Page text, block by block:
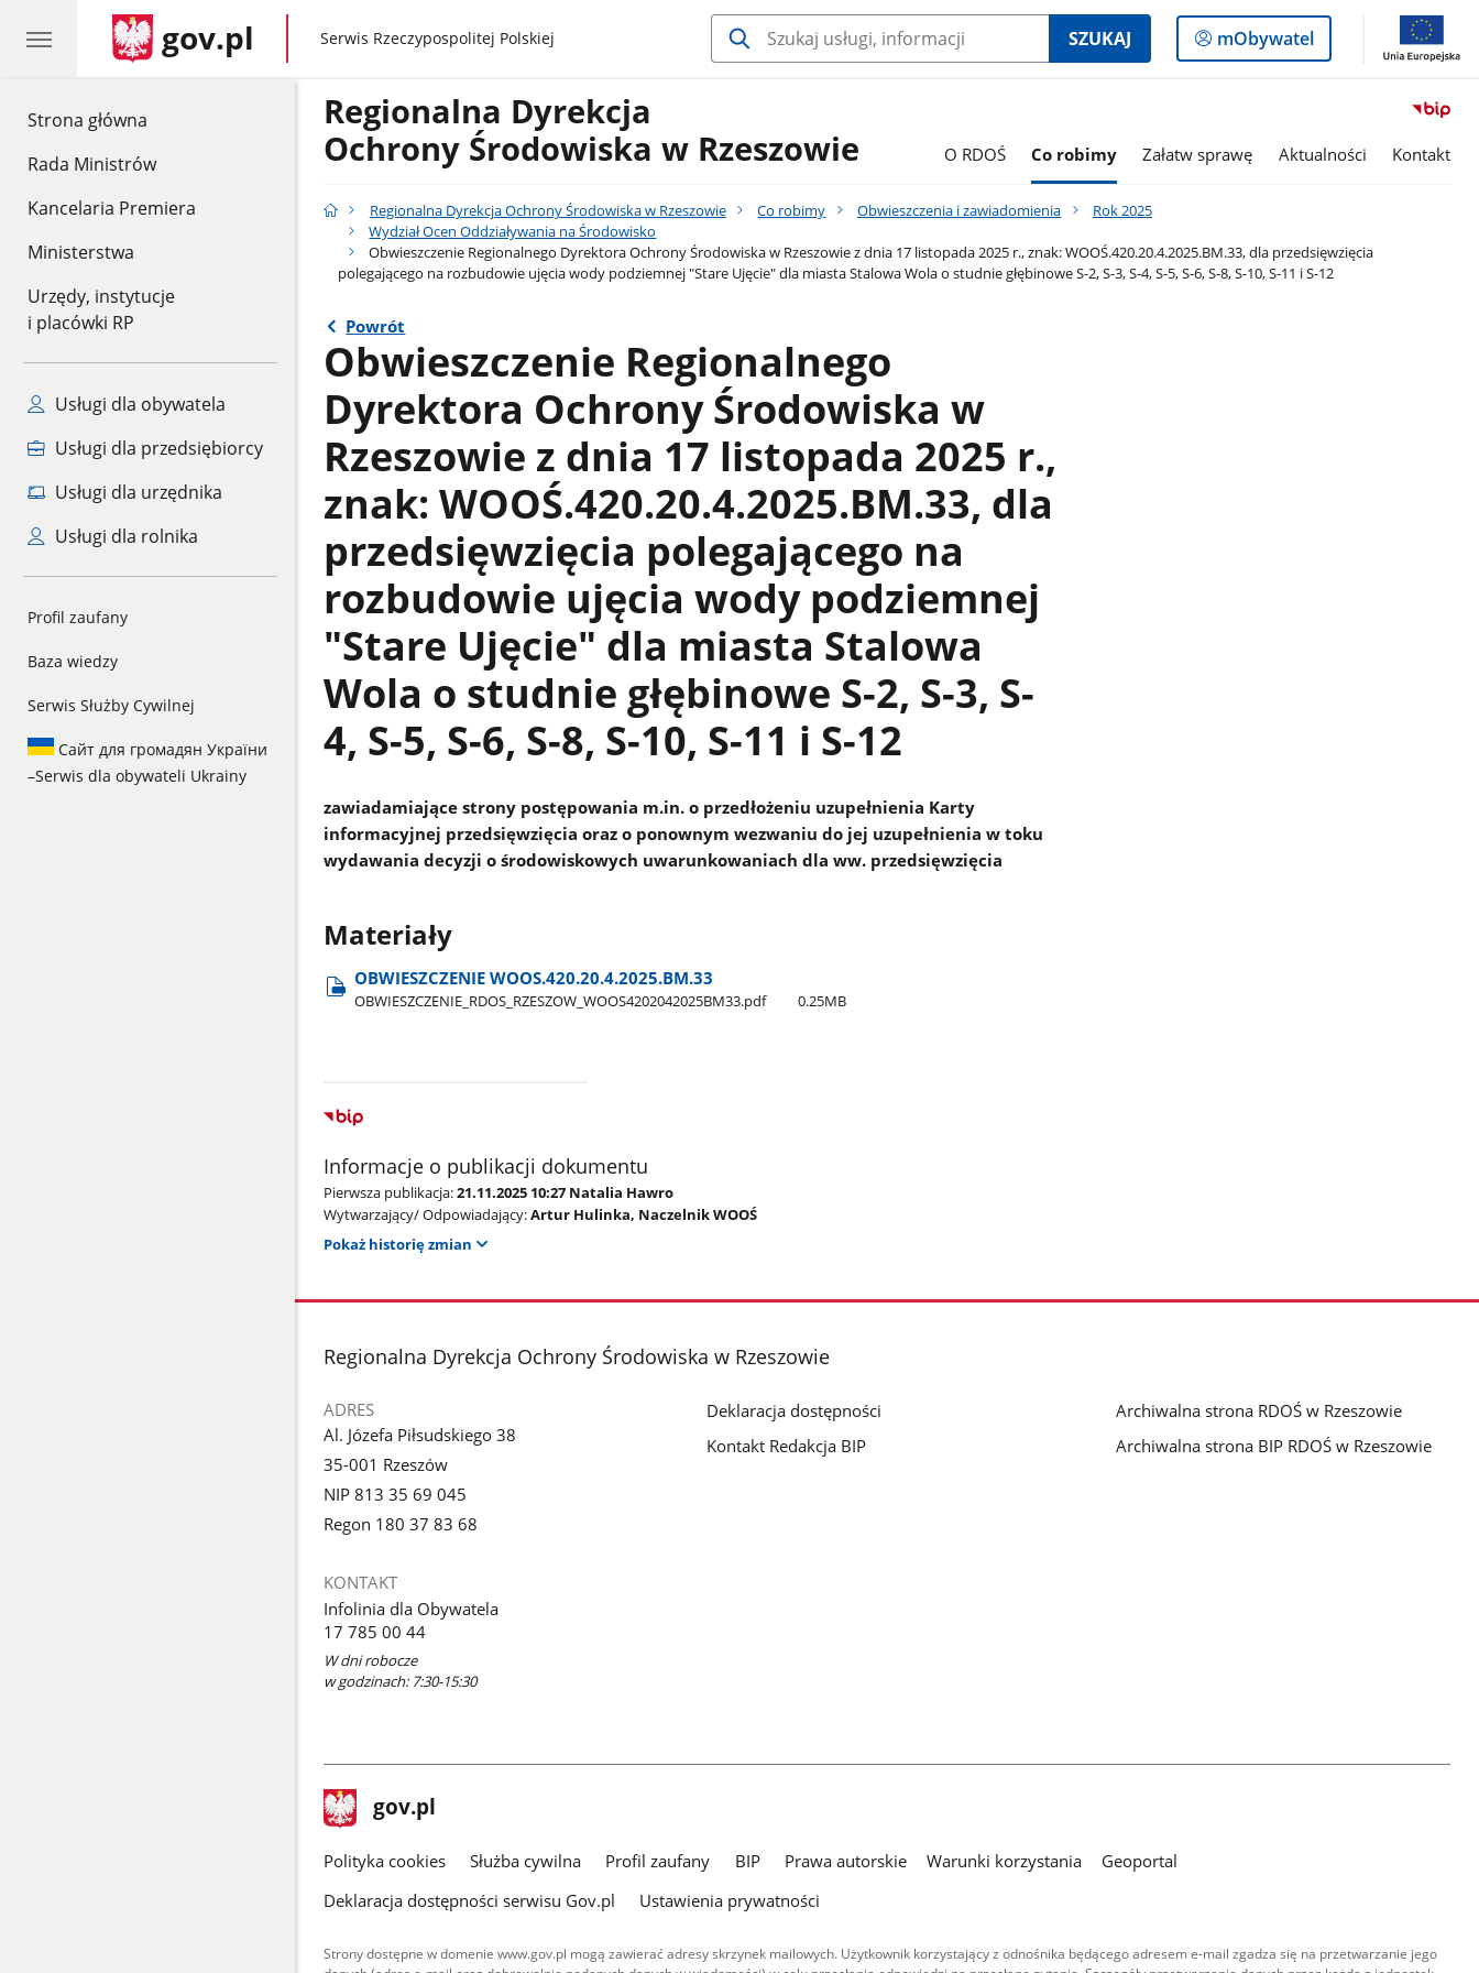
Strona główna
Rada Ministrów
Kancelaria Premiera
Ministerstwa
Urzędy, instytucje
i placówki RP
Usługi dla obywatela
Usługi dla przedsiębiorcy
Usługi dla urzędnika
Usługi dla rolnika
Profil zaufany
Baza wiedzy
Serwis Służby Cywilnej
Сайт для громадян України
–Serwis dla obywateli Ukrainy
gov.pl gov.pl
Serwis Rzeczypospolitej Polskiej SZUKAJ
Logowanie
do
mObywatel
Regionalna Dyrekcja
Ochrony Środowiska w Rzeszowie
O RDOŚ Co robimy Załatw sprawę Aktualności Kontakt
Regionalna Dyrekcja Ochrony Środowiska w Rzeszowie Co robimy Obwieszczenia i zawiadomienia
Rok 2025
Wydział Ocen Oddziaływania na Środowisko
Obwieszczenie Regionalnego Dyrektora Ochrony Środowiska w Rzeszowie z dnia 17 listopada 2025 r., znak: WOOŚ.420.20.4.2025.BM.33, dla przedsięwzięcia
polegającego na rozbudowie ujęcia wody podziemnej "Stare Ujęcie" dla miasta Stalowa Wola o studnie głębinowe S-2, S-3, S-4, S-5, S-6, S-8, S-10, S-11 i S-12
Powrót
Obwieszczenie Regionalnego
Dyrektora Ochrony Środowiska w
Rzeszowie z dnia 17 listopada 2025 r.,
znak: WOOŚ.420.20.4.2025.BM.33, dla
przedsięwzięcia polegającego na
rozbudowie ujęcia wody podziemnej
"Stare Ujęcie" dla miasta Stalowa
Wola o studnie głębinowe S-2, S-3, S-
4, S-5, S-6, S-8, S-10, S-11 i S-12
zawiadamiające strony postępowania m.in. o przedłożeniu uzupełnienia Karty
informacyjnej przedsięwzięcia oraz o ponownym wezwaniu do jej uzupełnienia w toku
wydawania decyzji o środowiskowych uwarunkowaniach dla ww. przedsięwzięcia
Materiały
OBWIESZCZENIE WOOS.420.20.4.2025.BM.33
OBWIESZCZENIE​_RDOS​_RZESZOW​_WOOS4202042025BM33.pdf 0.25MB
Informacje o publikacji dokumentu
Pierwsza publikacja:21.11.2025 10:27 Natalia Hawro
Wytwarzający/ Odpowiadający:Artur Hulinka, Naczelnik WOOŚ
Pokaż historię zmian
stopka
Regionalna Dyrekcja Ochrony Środowiska w Rzeszowie
ADRES
Al. Józefa Piłsudskiego 38
35-001 Rzeszów
NIP 813 35 69 045
Regon 180 37 83 68
KONTAKT
Infolinia dla Obywatela
17 785 00 44
W dni robocze
w godzinach: 7:30-15:30
Deklaracja dostępności
Kontakt Redakcja BIP
Archiwalna strona RDOŚ w Rzeszowie
Archiwalna strona BIP RDOŚ w Rzeszowie
stopka
gov.pl Strona
gov.pl
gov.pl
Polityka cookies Służba cywilna Profil zaufany BIP Prawa autorskie Warunki korzystania
Geoportal
Deklaracja dostępności serwisu Gov.pl
Ustawienia prywatności
Strony dostępne w domenie www.gov.pl mogą zawierać adresy skrzynek mailowych. Użytkownik korzystający z odnośnika będącego adresem e-mail zgadza się na przetwarzanie jego